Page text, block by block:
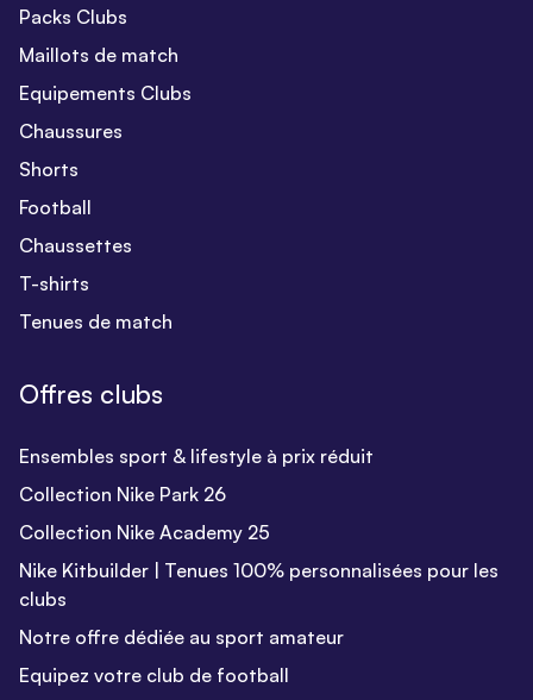
Packs Clubs
Maillots de match
Equipements Clubs
Chaussures
Shorts
Football
Chaussettes
T-shirts
Tenues de match
Offres clubs
Ensembles sport & lifestyle à prix réduit
Collection Nike Park 26
Collection Nike Academy 25
Nike Kitbuilder | Tenues 100% personnalisées pour les
clubs
Notre offre dédiée au sport amateur
Equipez votre club de football